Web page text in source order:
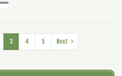
3 4 5 Next